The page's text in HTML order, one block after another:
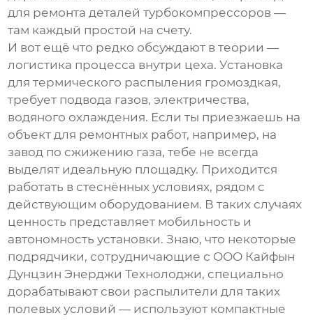
для ремонта деталей турбокомпрессоров —
там каждый простой на счету.
И вот ещё что редко обсуждают в теории —
логистика процесса внутри цеха. Установка
длятермического распыления громоздкая,
требует подвода газов, электричества,
водяного охлаждения. Если ты приезжаешь на
объект для ремонтных работ, например, на
завод по сжижению газа, тебе не всегда
выделят идеальную площадку. Приходится
работать в стеснённых условиях, рядом с
действующим оборудованием. В таких случаях
ценность представляет мобильность и
автономность установки. Знаю, что некоторые
подрядчики, сотрудничающие с ООО Кайфын
Дунцзин Энерджи Технолоджи, специально
дорабатывают свои распылители для таких
полевых условий — используют компактные